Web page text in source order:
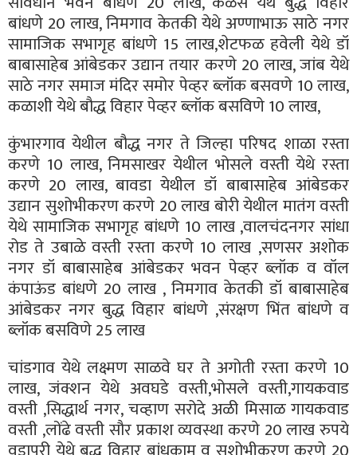
बांधणे 20 लाख, निमगाव केतकी येथे अण्णाभाऊ साठे नगर
सामाजिक सभागृह बांधणे 15 लाख,शेटफळ हवेली येथे डॉ
बाबासाहेब आंबेडकर उद्यान तयार करणे 20 लाख, जांब येथे
साठे नगर समाज मंदिर समोर पेव्हर ब्लॉक बसवणे 10 लाख,
कळाशी येथे बौद्ध विहार पेव्हर ब्लॉक बसविणे 10 लाख,
कुंभारगाव येथील बौद्ध नगर ते जिल्हा परिषद शाळा रस्ता
करणे 10 लाख, निमसाखर येथील भोसले वस्ती येथे रस्ता
करणे 20 लाख, बावडा येथील डॉ बाबासाहेब आंबेडकर
उद्यान सुशोभीकरण करणे 20 लाख बोरी येथील मातंग वस्ती
येथे सामाजिक सभागृह बांधणे 10 लाख ,वालचंदनगर सांधा
रोड ते उबाळे वस्ती रस्ता करणे 10 लाख ,सणसर अशोक
नगर डॉ बाबासाहेब आंबेडकर भवन पेव्हर ब्लॉक व वॉल
कंपाऊंड बांधणे 20 लाख , निमगाव केतकी डॉ बाबासाहेब
आंबेडकर नगर बुद्ध विहार बांधणे ,संरक्षण भिंत बांधणे व
ब्लॉक बसविणे 25 लाख
चांडगाव येथे लक्ष्मण साळवे घर ते अगोती रस्ता करणे 10
लाख, जंक्शन येथे अवघडे वस्ती,भोसले वस्ती,गायकवाड
वस्ती ,सिद्धार्थ नगर, चव्हाण सरोदे अळी मिसाळ गायकवाड
वस्ती ,लोंढे वस्ती सौर प्रकाश व्यवस्था करणे 20 लाख रुपये